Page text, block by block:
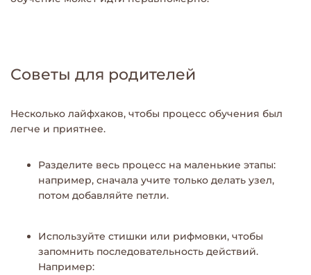
Советы для родителей
Несколько лайфхаков, чтобы процесс обучения был
легче и приятнее.
Разделите весь процесс на маленькие этапы:
например, сначала учите только делать узел,
потом добавляйте петли.
Используйте стишки или рифмовки, чтобы
запомнить последовательность действий.
Например: